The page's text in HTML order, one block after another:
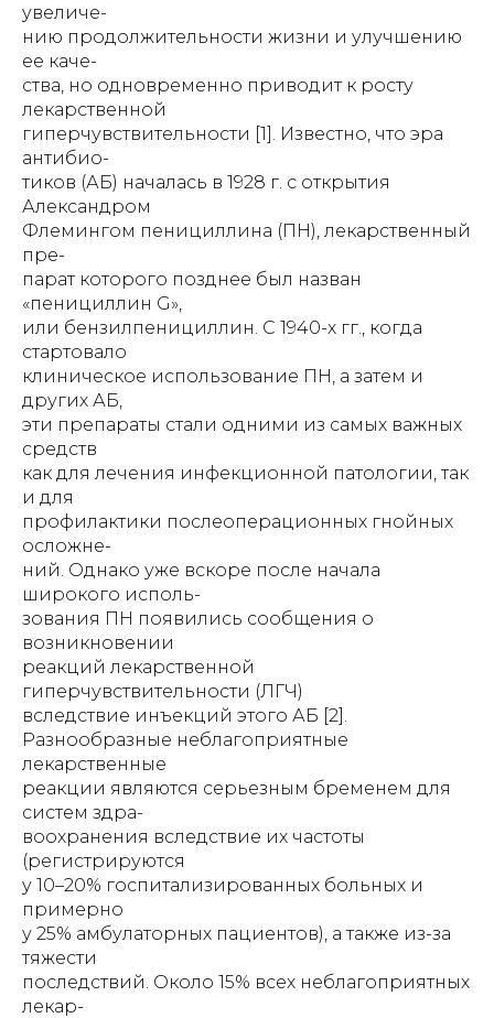
увеличе-
нию продолжительности жизни и улучшению
ее каче-
ства, но одновременно приводит к росту
лекарственной
гиперчувствительности [1]. Известно, что эра
антибио-
тиков (АБ) началась в 1928 г. с открытия
Александром
Флемингом пенициллина (ПН), лекарственный
пре-
парат которого позднее был назван
«пенициллин G»,
или бензилпенициллин. С 1940-х гг., когда
стартовало
клиническое использование ПН, а затем и
других АБ,
эти препараты стали одними из самых важных
средств
как для лечения инфекционной патологии, так
и для
профилактики послеоперационных гнойных
осложне-
ний. Однако уже вскоре после начала
широкого исполь-
зования ПН появились сообщения о
возникновении
реакций лекарственной
гиперчувствительности (ЛГЧ)
вследствие инъекций этого АБ [2].
Разнообразные неблагоприятные
лекарственные
реакции являются серьезным бременем для
систем здра-
воохранения вследствие их частоты
(регистрируются
у 10–20% госпитализированных больных и
примерно
у 25% амбулаторных пациентов), а также из-за
тяжести
последствий. Около 15% всех неблагоприятных
лекар-